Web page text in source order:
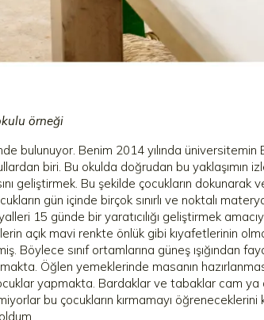
örneği
bulunuyor. Benim 2014 yılında
biri. Bu okulda doğrudan bu yaklaşımın
geliştirmek. Bu şekilde çocukların dokunarak
gün içinde birçok sınırlı ve noktalı
15 günde bir yaratıcılığı geliştirmek
açık mavi renkte önlük gibi kıyafetlerinin
Böylece sınıf ortamlarına güneş ışığından
Öğlen yemeklerinde masanın
yapmakta. Bardaklar ve tabaklar cam
bu çocukların kırmamayı